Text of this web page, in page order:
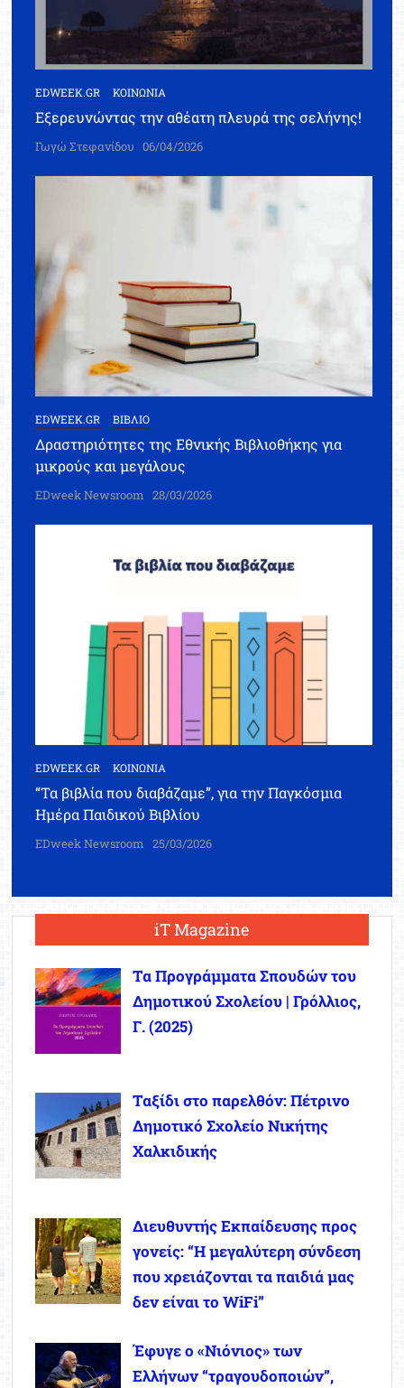
EDWEEK.GR ΚΟΙΝΩΝΙΑ
Εξερευνώντας την αθέατη πλευρά της σελήνης!
Γωγώ Στεφανίδου 06/04/2026
EDWEEK.GR ΒΙΒΛΙΟ
Δραστηριότητες της Εθνικής Βιβλιοθήκης για
μικρούς και μεγάλους
EDweek Newsroom 28/03/2026
EDWEEK.GR ΚΟΙΝΩΝΙΑ
“Τα βιβλία που διαβάζαμε”, για την Παγκόσμια
Ημέρα Παιδικού Βιβλίου
EDweek Newsroom 25/03/2026
iT Magazine
Τα Προγράμματα Σπουδών του
Δημοτικού Σχολείου | Γρόλλιος,
Γ. (2025)
Ταξίδι στο παρελθόν: Πέτρινο
Δημοτικό Σχολείο Νικήτης
Χαλκιδικής
Διευθυντής Εκπαίδευσης προς
γονείς: “Η μεγαλύτερη σύνδεση
που χρειάζονται τα παιδιά μας
δεν είναι το WiFi”
Έφυγε ο «Νιόνιος» των
Ελλήνων “τραγουδοποιών”,